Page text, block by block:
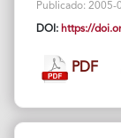
Publicado: 2005-
DOI: https://
PDF